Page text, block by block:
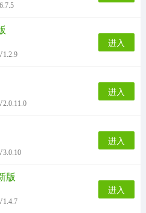
进入
进入
进入
版
进入